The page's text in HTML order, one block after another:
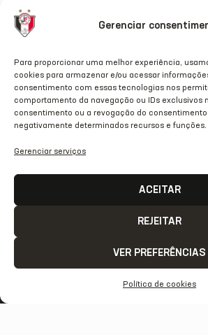
Gerenciar
Para proporcionar uma melhor experiência,
cookies para armazenar e/ou acessar
consentimento com essas tecnologias nos
comportamento da navegação ou IDs exclusivos
consentimento ou a revogação do
negativamente determinados recursos e funções.
Gerenciar serviços
ACEITAR
REJEITAR
VER PREFERÊNCIAS
Política de cookies
NOTA DE PESAR: VILSON FLORÊNCIO